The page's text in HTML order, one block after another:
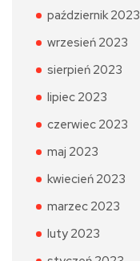
październik 2023
wrzesień 2023
sierpień 2023
lipiec 2023
czerwiec 2023
maj 2023
kwiecień 2023
marzec 2023
luty 2023